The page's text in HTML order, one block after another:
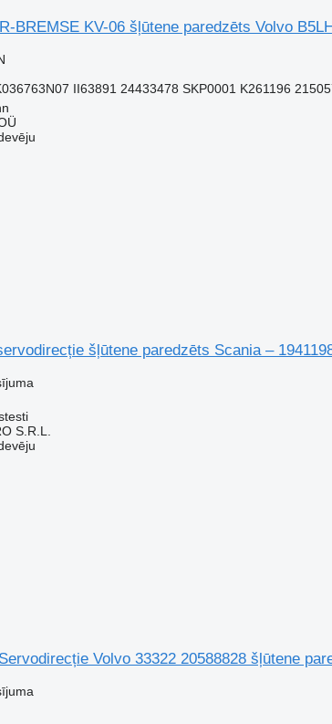
BREMSE KV-06 šļūtene paredzēts Volvo
II63891 24433478 SKP0001 K261196
šļūtene paredzēts Scania –
S.R.L.
Volvo 33322 20588828 šļūtene